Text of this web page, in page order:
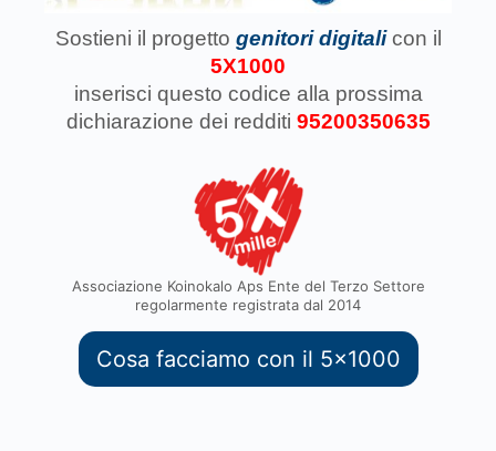
Sostieni il progetto genitori digitali con il
5X1000
inserisci questo codice alla prossima
dichiarazione dei redditi 95200350635
Associazione Koinokalo Aps Ente del Terzo Settore
regolarmente registrata dal 2014
Cosa facciamo con il 5x1000